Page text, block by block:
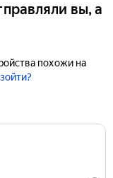
вы, а
похожи на